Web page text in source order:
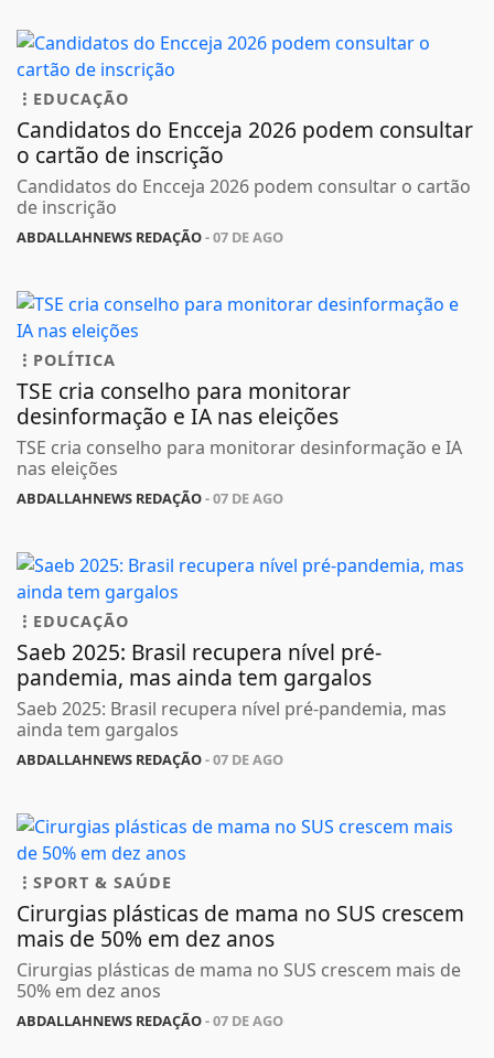
EDUCAÇÃO
Candidatos do Encceja 2026 podem consultar
o cartão de inscrição
Candidatos do Encceja 2026 podem consultar o cartão
de inscrição
ABDALLAHNEWS REDAÇÃO- 07 DE AGO
POLÍTICA
TSE cria conselho para monitorar
desinformação e IA nas eleições
TSE cria conselho para monitorar desinformação e IA
nas eleições
ABDALLAHNEWS REDAÇÃO- 07 DE AGO
EDUCAÇÃO
Saeb 2025: Brasil recupera nível pré-
pandemia, mas ainda tem gargalos
Saeb 2025: Brasil recupera nível pré-pandemia, mas
ainda tem gargalos
ABDALLAHNEWS REDAÇÃO- 07 DE AGO
SPORT & SAÚDE
Cirurgias plásticas de mama no SUS crescem
mais de 50% em dez anos
Cirurgias plásticas de mama no SUS crescem mais de
50% em dez anos
ABDALLAHNEWS REDAÇÃO- 07 DE AGO